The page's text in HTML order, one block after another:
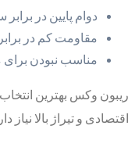
دوام پایین در
مقاومت کم در
مناسب نبودن
ریبون وکس بهترین
اقتصادی و تیراژ بالا